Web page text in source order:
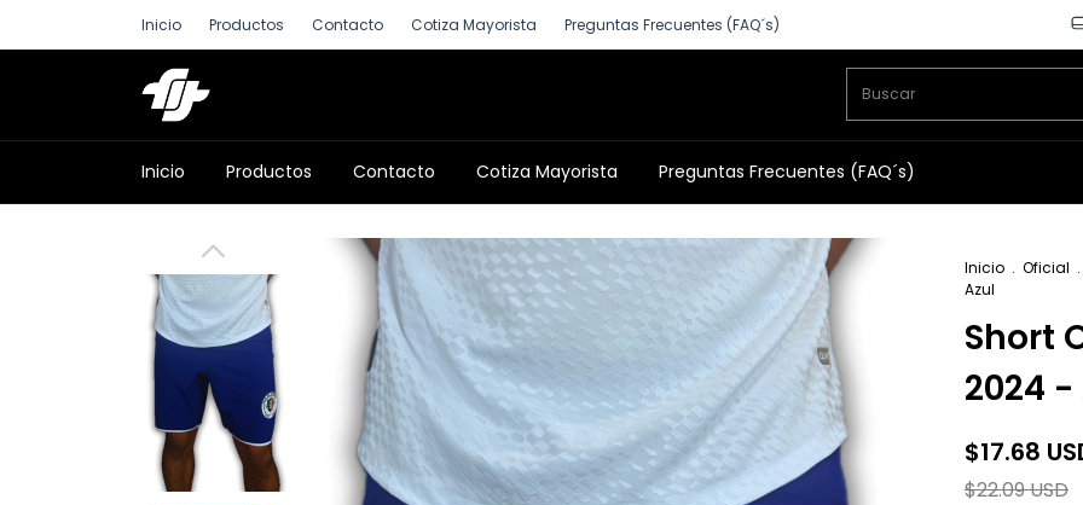
Inicio Productos Contacto Cotiza Mayorista Preguntas Frecuentes (FAQ´s)
Inicio Productos Contacto Cotiza Mayorista Preguntas Frecuentes (FAQ´s)
Inicio . Oficial .
Azul
Short
2024 -
$17.68
$22.09 USD